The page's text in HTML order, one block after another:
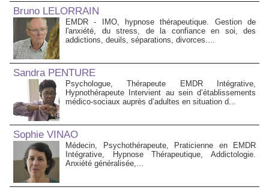
Bruno LELORRAIN
EMDR - IMO, hypnose thérapeutique. Gestion de
l'anxiété, du stress, de la confiance en soi, des
addictions, deuils, séparations, divorces....
Sandra PENTURE
Psychologue, Thérapeute EMDR Intégrative,
Hypnothérapeute Intervient au sein d’établissements
médico‑sociaux auprès d’adultes en situation d...
Sophie VINAO
Médecin, Psychothérapeute, Praticienne en EMDR
Intégrative, Hypnose Thérapeutique, Addictologie.
Anxiété généralisée,...